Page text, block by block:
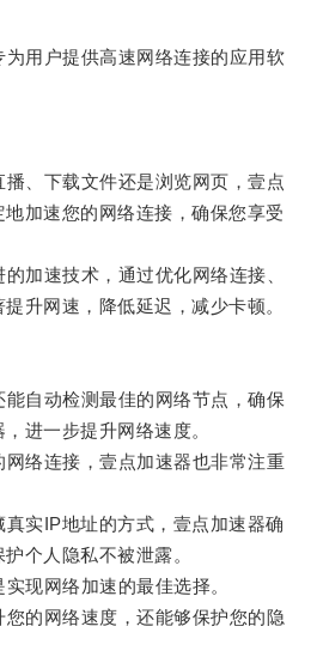
用户提供高速网络连接的应用软
、下载文件还是浏览网页，壹点
加速您的网络连接，确保您享受
速技术，通过优化网络连接、
升网速，降低延迟，减少卡顿。
自动检测最佳的网络节点，确保
进一步提升网络速度。
络连接，壹点加速器也非常注重
实IP地址的方式，壹点加速器确
个人隐私不被泄露。
网络加速的最佳选择。
的网络速度，还能够保护您的隐